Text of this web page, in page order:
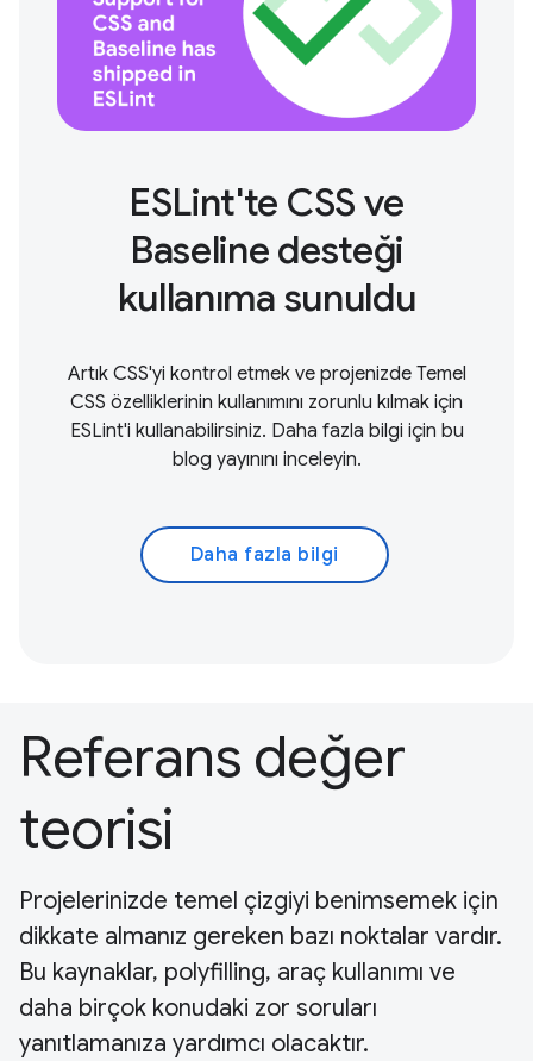
ESLint'te CSS ve
Baseline desteği
kullanıma sunuldu
Artık CSS'yi kontrol etmek ve projenizde Temel
CSS özelliklerinin kullanımını zorunlu kılmak için
ESLint'i kullanabilirsiniz. Daha fazla bilgi için bu
blog yayınını inceleyin.
Daha fazla bilgi
Referans değer
teorisi
Projelerinizde temel çizgiyi benimsemek için
dikkate almanız gereken bazı noktalar vardır.
Bu kaynaklar, polyfilling, araç kullanımı ve
daha birçok konudaki zor soruları
yanıtlamanıza yardımcı olacaktır.